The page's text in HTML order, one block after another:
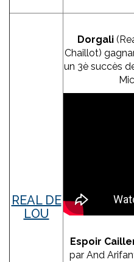
REAL DE
LOU
Dorgali
Chaillot)
un 3è succès
Espoir
par And